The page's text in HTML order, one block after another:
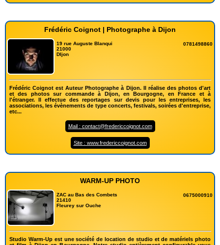
Frédéric Coignot | Photographe à Dijon
19 rue Auguste Blanqui
21000
DIjon
0781498860
Frédéric Coignot est Auteur Photographe à Dijon. Il réalise des photos d'art
et des photos sur commande à Dijon, en Bourgogne, en France et à
l'étranger. Il effectue des reportages sur devis pour les entreprises, les
associations, les évènements de type concerts, festivals, soirées d'entreprise,
etc...
Mail : contact@fredericcoignot.com
Site : www.fredericcoignot.com
WARM-UP PHOTO
ZAC au Bas des Combets
21410
Fleurey sur Ouche
0675000910
Studio Warm-Up est une société de location de studio et de matériels photo